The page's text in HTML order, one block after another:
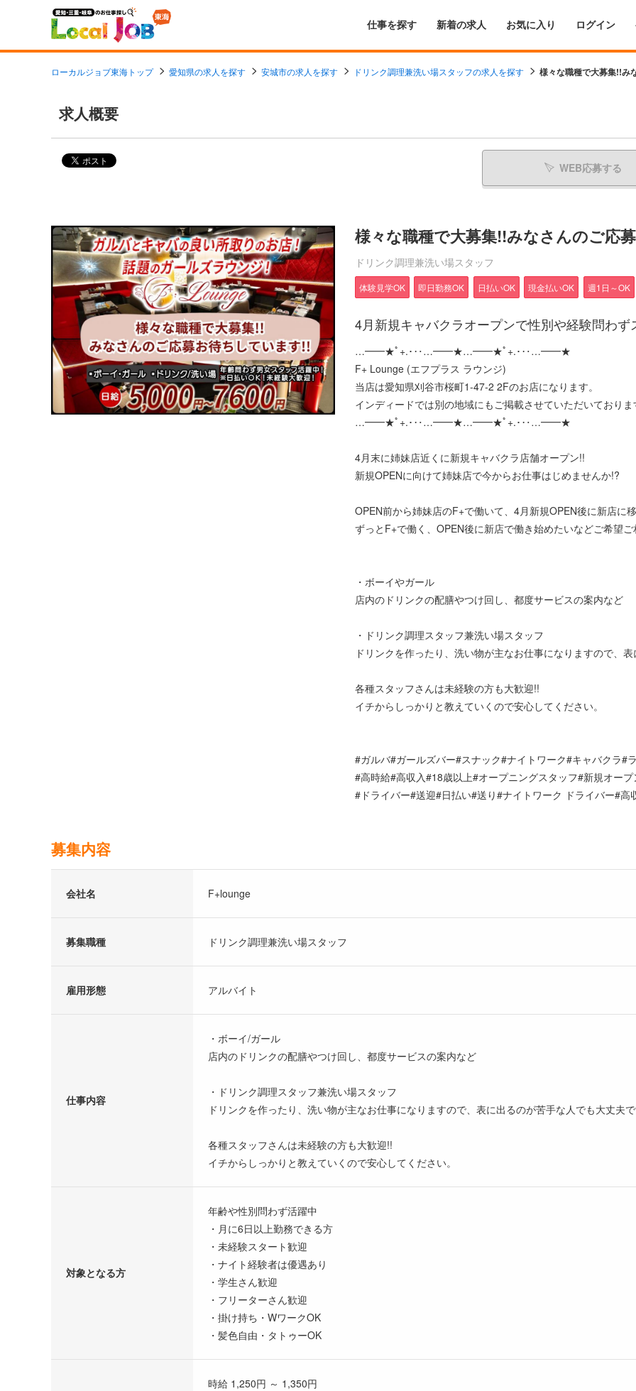
仕事を探す 新着の求人 お気に入り ログイン
ローカルジョブ東海トップ 愛知県の求人を探す 安城市の求人を探す ドリンク調理兼洗い場スタッフの求人を探す 様々な職種で大募集!!み
求人概要
WEB応募する
様々な職種で大募集!!みなさんのご応
ドリンク調理兼洗い場スタッフ
体験見学OK 即日勤務OK 日払いOK 現金払いOK 週1日～OK
4月新規キャバクラオープンで性別や経験問わず
…━━★ﾟ+.･‥…━━★…━━★ﾟ+.･‥…━━★
F+ Lounge (エフプラス ラウンジ)
当店は愛知県刈谷市桜町1‐47‐2 2Fのお店になります。
インディードでは別の地域にもご掲載させていただいておりま
…━━★ﾟ+.･‥…━━★…━━★ﾟ+.･‥…━━★
4月末に姉妹店近くに新規キャバクラ店舗オープン!!
新規OPENに向けて姉妹店で今からお仕事はじめませんか!?
OPEN前から姉妹店のF+で働いて、4月新規OPEN後に新店に
ずっとF+で働く、OPEN後に新店で働き始めたいなどご希望
・ボーイやガール
店内のドリンクの配膳やつけ回し、都度サービスの案内など
・ドリンク調理スタッフ兼洗い場スタッフ
ドリンクを作ったり、洗い物が主なお仕事になりますので、
各種スタッフさんは未経験の方も大歓迎!!
イチからしっかりと教えていくので安心してください。
#ガルバ#ガールズバー#スナック#ナイトワーク#キャバクラ#
#高時給#高収入#18歳以上#オープニングスタッフ#新規オー
#ドライバー#送迎#日払い#送り#ナイトワーク ドライバー#
募集内容
会社名 F+lounge
募集職種 ドリンク調理兼洗い場スタッフ
雇用形態 アルバイト
仕事内容
・ボーイ/ガール
店内のドリンクの配膳やつけ回し、都度サービスの案内など
・ドリンク調理スタッフ兼洗い場スタッフ
ドリンクを作ったり、洗い物が主なお仕事になりますので、表に出るのが苦手な人でも大丈夫
各種スタッフさんは未経験の方も大歓迎!!
イチからしっかりと教えていくので安心してください。
対象となる方
年齢や性別問わず活躍中
・月に6日以上勤務できる方
・未経験スタート歓迎
・ナイト経験者は優遇あり
・学生さん歓迎
・フリーターさん歓迎
・掛け持ち・WワークOK
・髪色自由・タトゥーOK
時給 1,250円 ～ 1,350円